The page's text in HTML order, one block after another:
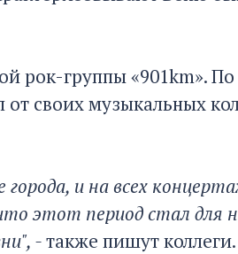
рок-группы «901km».
своих музыкальных
и на всех
этот период стал для
-также пишут коллеги.